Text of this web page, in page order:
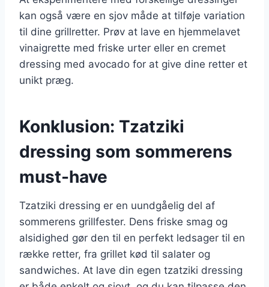
kan også være en sjov måde at tilføje variation
til dine grillretter. Prøv at lave en hjemmelavet
vinaigrette med friske urter eller en cremet
dressing med avocado for at give dine retter et
unikt præg.
Konklusion: Tzatziki
dressing som sommerens
must-have
Tzatziki dressing er en uundgåelig del af
sommerens grillfester. Dens friske smag og
alsidighed gør den til en perfekt ledsager til en
række retter, fra grillet kød til salater og
sandwiches. At lave din egen tzatziki dressing